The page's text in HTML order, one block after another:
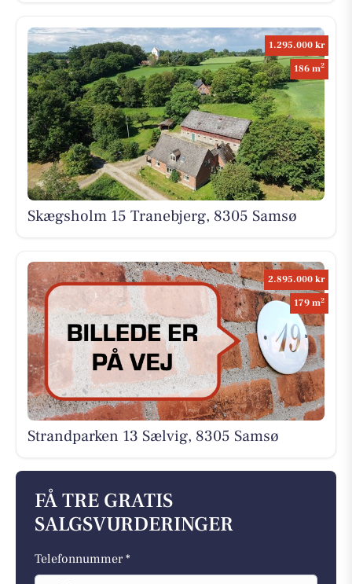
1.295.000 kr
186 m2
Skægsholm 15 Tranebjerg, 8305 Samsø
2.895.000 kr
179 m2
Strandparken 13 Sælvig, 8305 Samsø
FÅ TRE GRATIS
SALGSVURDERINGER
Telefonnummer *